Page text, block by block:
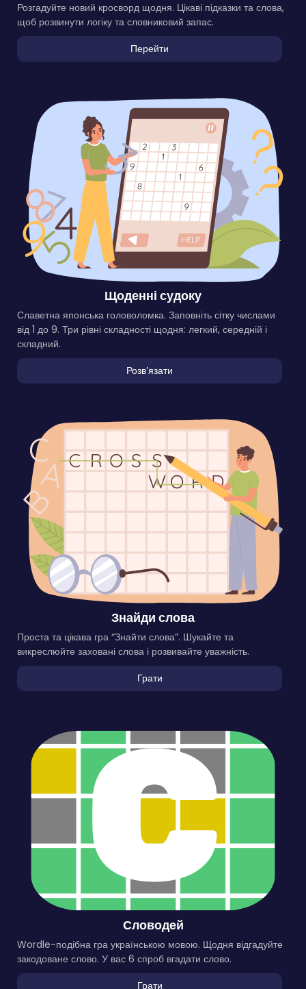
Розгадуйте новий кросворд щодня. Цікаві підказки та слова,
щоб розвинути логіку та словниковий запас.
Перейти
Щоденні судоку
Славетна японська головоломка. Заповніть сітку числами
від 1 до 9. Три рівні складності щодня: легкий, середній і
складний.
Розвʼязати
Знайди слова
Проста та цікава гра “Знайти слова”. Шукайте та
викреслюйте заховані слова і розвивайте уважність.
Грати
Словодей
Wordle-подібна гра українською мовою. Щодня відгадуйте
закодоване слово. У вас 6 спроб вгадати слово.
Грати